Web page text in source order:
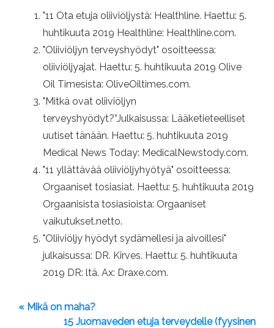
"11 Ota etuja oliiviöljystä: Healthline. Haettu: 5.
huhtikuuta 2019 Healthline: Healthline.com.
"Oliiviöljyn terveyshyödyt" osoitteessa:
oliiviöljyajat. Haettu: 5. huhtikuuta 2019 Olive
Oil Timesista: OliveOiltimes.com.
"Mitkä ovat oliiviöljyn
terveyshyödyt?”Julkaisussa: Lääketieteelliset
uutiset tänään. Haettu: 5. huhtikuuta 2019
Medical News Today: MedicalNewstody.com.
"11 yllättävää oliiviöljyhyötyä" osoitteessa:
Orgaaniset tosiasiat. Haettu: 5. huhtikuuta 2019
Orgaanisista tosiasioista: Orgaaniset
vaikutukset.netto.
"Oliiviöljy hyödyt sydämellesi ja aivoillesi"
julkaisussa: DR. Kirves. Haettu: 5. huhtikuuta
2019 DR: ltä. Ax: Draxe.com.
« Mikä on maha?
15 Juomaveden etuja terveydelle (fyysinen